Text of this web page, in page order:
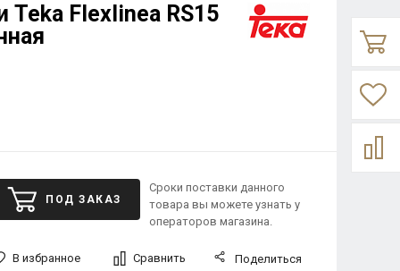
Teka Flexlinea RS15
ПОД ЗАКАЗ
Сроки поставки данного
товара вы можете узнать у
операторов магазина.
В избранное Сравнить Поделиться